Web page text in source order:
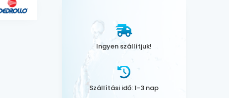
Ingyen szállítjuk!
Szállítási idő: 1-3 nap